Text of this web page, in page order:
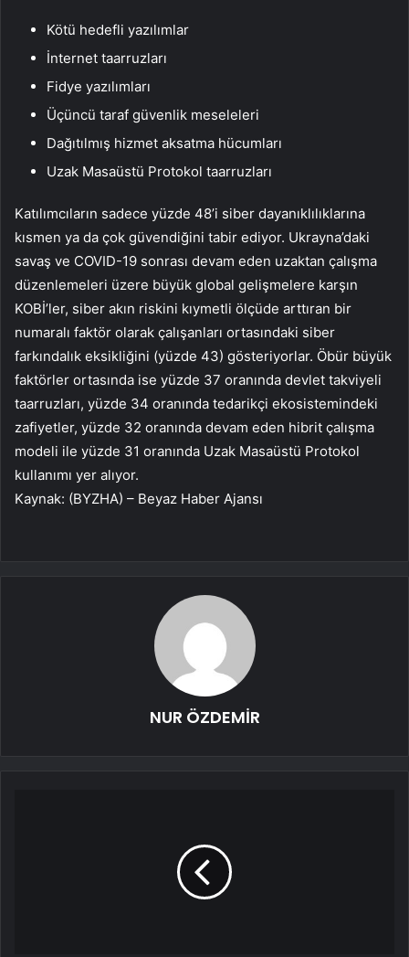
Kötü hedefli yazılımlar
İnternet taarruzları
Fidye yazılımları
Üçüncü taraf güvenlik meseleleri
Dağıtılmış hizmet aksatma hücumları
Uzak Masaüstü Protokol taarruzları
Katılımcıların sadece yüzde 48’i siber dayanıklılıklarına
kısmen ya da çok güvendiğini tabir ediyor. Ukrayna’daki
savaş ve COVID-19 sonrası devam eden uzaktan çalışma
düzenlemeleri üzere büyük global gelişmelere karşın
KOBİ’ler, siber akın riskini kıymetli ölçüde arttıran bir
numaralı faktör olarak çalışanları ortasındaki siber
farkındalık eksikliğini (yüzde 43) gösteriyorlar. Öbür büyük
faktörler ortasında ise yüzde 37 oranında devlet takviyeli
taarruzları, yüzde 34 oranında tedarikçi ekosistemindeki
zafiyetler, yüzde 32 oranında devam eden hibrit çalışma
modeli ile yüzde 31 oranında Uzak Masaüstü Protokol
kullanımı yer alıyor.
Kaynak: (BYZHA) – Beyaz Haber Ajansı
NUR ÖZDEMİR